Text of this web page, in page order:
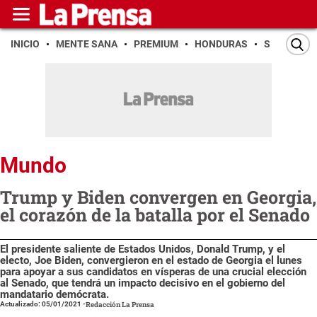
INICIO MENTE SANA PREMIUM HONDURAS SAN PEDRO
Mundo
Trump y Biden convergen en Georgia,
el corazón de la batalla por el Senado
El presidente saliente de Estados Unidos, Donald Trump, y el
electo, Joe Biden, convergieron en el estado de Georgia el lunes
para apoyar a sus candidatos en vísperas de una crucial elección
al Senado, que tendrá un impacto decisivo en el gobierno del
mandatario demócrata.
Actualizado: 05/01/2021 -Redacción La Prensa